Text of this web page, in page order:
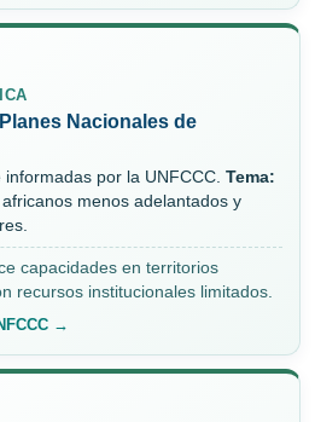
Nacionales de
informadas por la UNFCCC. Tema:
menos adelantados y
capacidades en territorios
recursos institucionales limitados.
→